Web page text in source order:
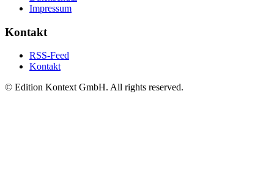
Impressum
Kontakt
RSS-Feed
Kontakt
© Edition Kontext GmbH. All rights reserved.